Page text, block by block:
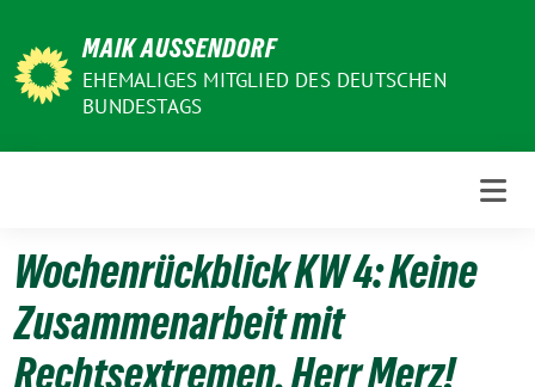
zum
Inhalt
MAIK AUSSENDORF
EHEMALIGES MITGLIED DES DEUTSCHEN
BUNDESTAGS
Wochenrückblick KW 4: Keine
Zusammenarbeit mit
Rechtsextremen, Herr Merz!